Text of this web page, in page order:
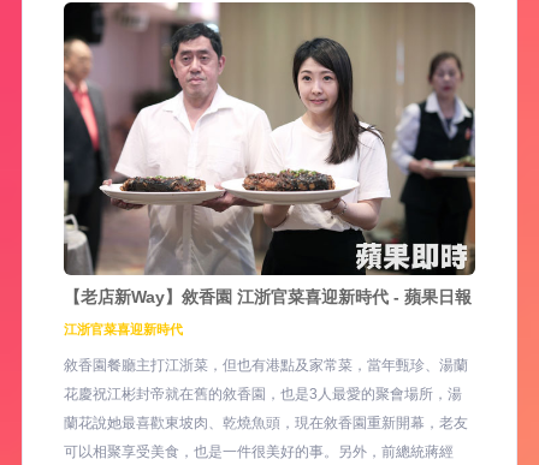
【老店新Way】敘香園 江浙官菜喜迎新時代 - 蘋果日報
江浙官菜喜迎新時代
敘香園餐廳主打江浙菜，但也有港點及家常菜，當年甄珍、湯蘭
花慶祝江彬封帝就在舊的敘香園，也是3人最愛的聚會場所，湯
蘭花說她最喜歡東坡肉、乾燒魚頭，現在敘香園重新開幕，老友
可以相聚享受美食，也是一件很美好的事。另外，前總統蔣經